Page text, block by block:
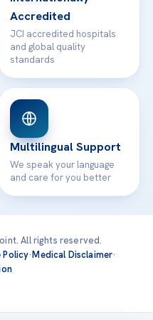
Accredited
JCI accredited hospitals
and global quality
standards
Multilingual Support
We speak your language
and care for you better
All rights reserved.
Policy·Medical Disclaimer·